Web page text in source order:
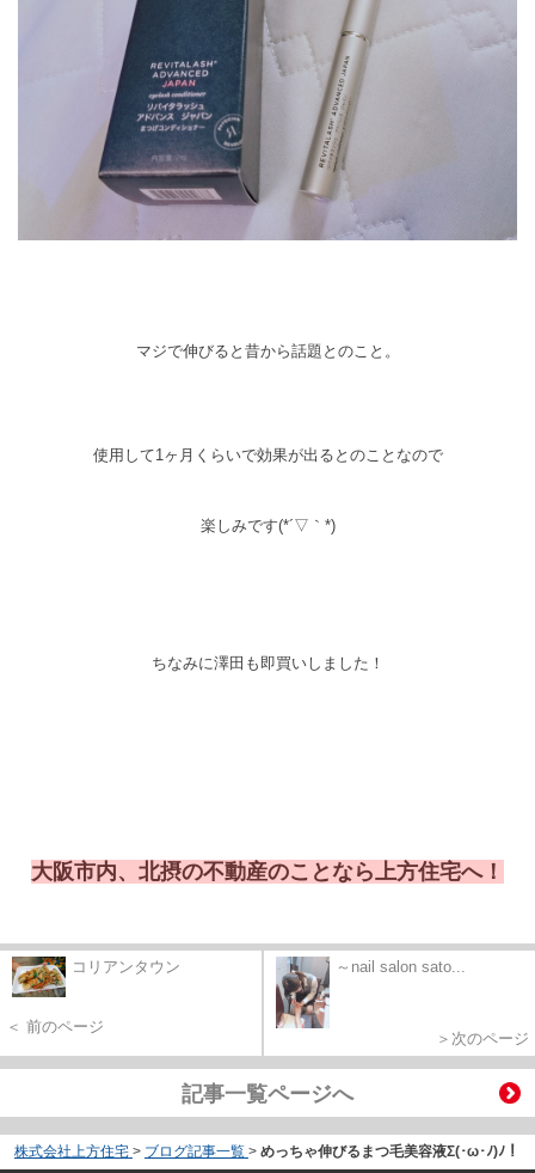
マジで伸びると昔から話題とのこと。
使用して1ヶ月くらいで効果が出るとのことなので
楽しみです(*´▽｀*)
ちなみに澤田も即買いしました！
大阪市内、北摂の不動産のことなら上方住宅へ！
コリアンタウン
＜ 前のページ
～nail salon sato...
＞次のページ
記事一覧ページへ
株式会社上方住宅 > ブログ記事一覧 > めっちゃ伸びるまつ毛美容液Σ(･ω･ﾉ)ﾉ！